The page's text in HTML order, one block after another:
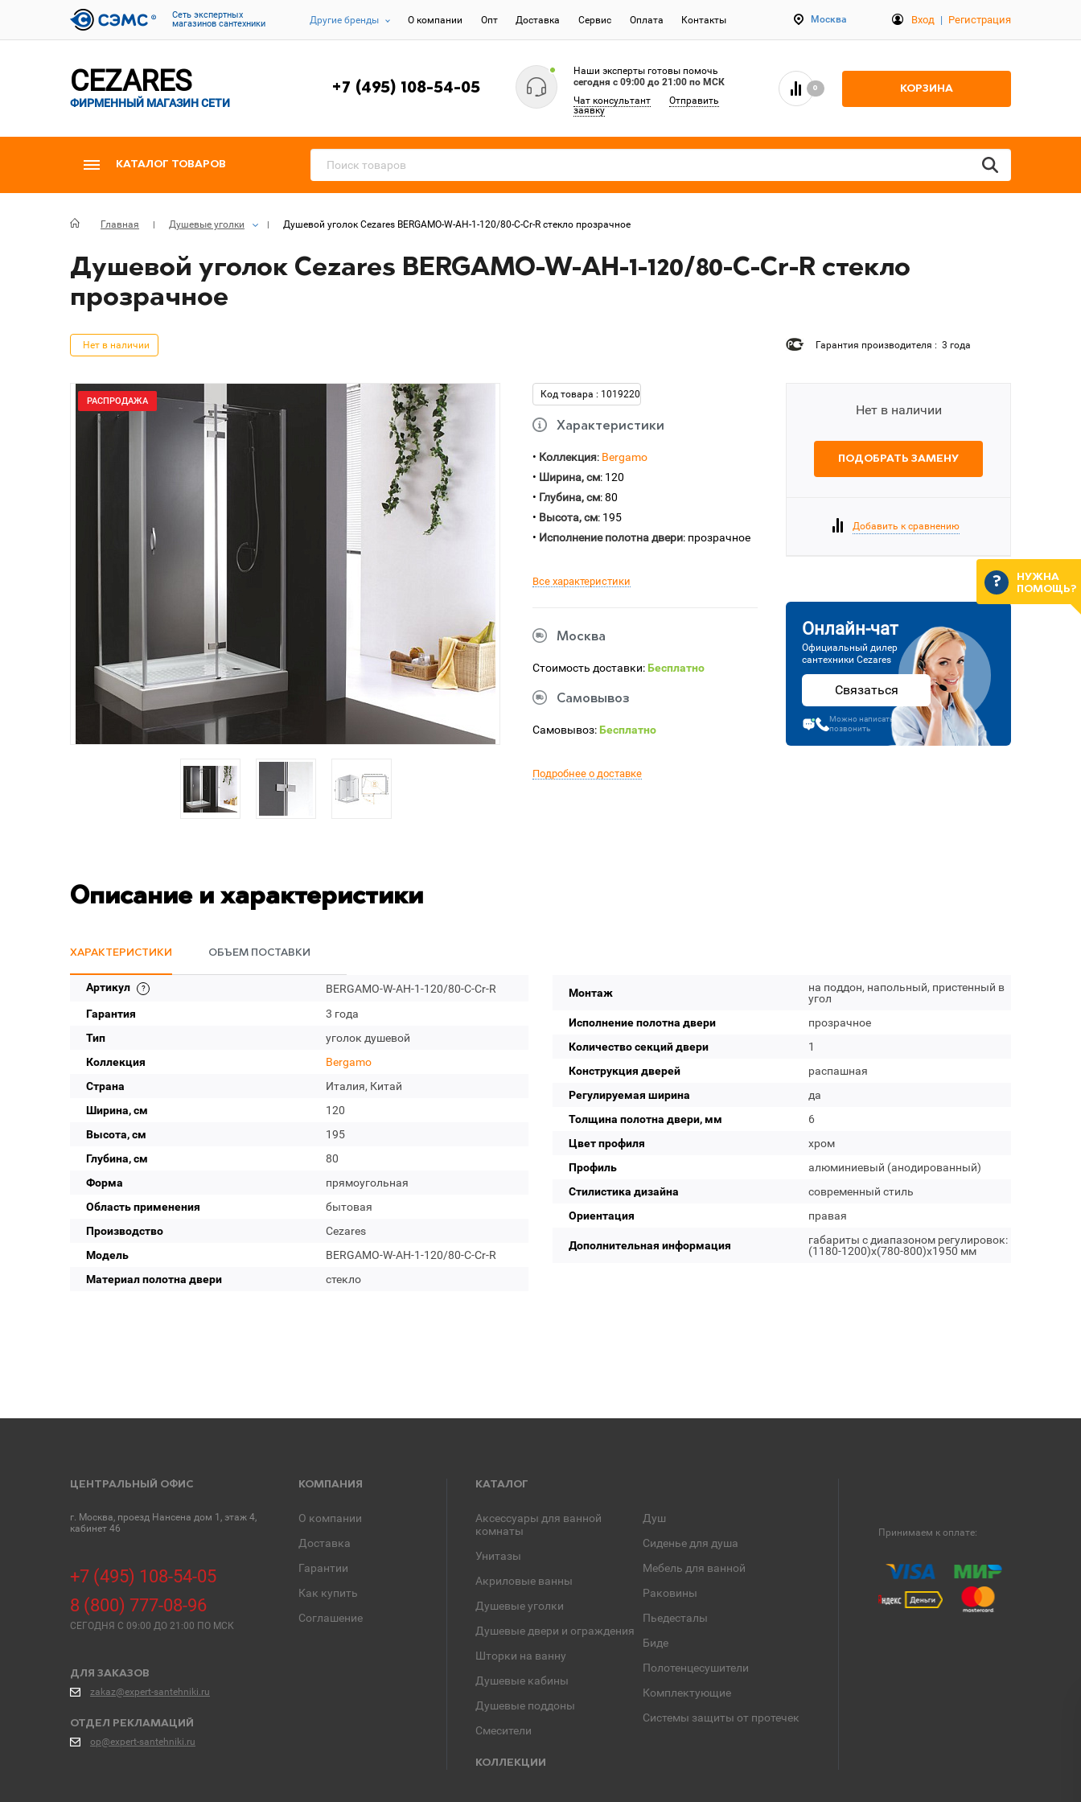
Cеть экспертных
магазинов сантехники
Другие бренды О компании Опт Доставка Сервис Оплата Контакты Москва Вход | Регистрация
CEZARES
ФИРМЕННЫЙ МАГАЗИН СЕТИ
+7 (495) 108-54-05
Наши эксперты готовы помочь
сегодня c 09:00 до 21:00 по МСК
Чат консультант
Отправить
заявку
0 КОРЗИНА
КАТАЛОГ ТОВАРОВ
Главная Душевые уголки Душевой уголок Cezares BERGAMO-W-AH-1-120/80-C-Cr-R стекло прозрачное
Душевой уголок Cezares BERGAMO-W-AH-1-120/80-C-Cr-R стекло
прозрачное
Нет в наличии Гарантия производителя : 3 года
РАСПРОДАЖА
Код товара : 1019220
Характеристики
• Коллекция: Bergamo
• Ширина, см: 120
• Глубина, см: 80
• Высота, см: 195
• Исполнение полотна двери: прозрачное
Все характеристики
Москва
Стоимость доставки:Бесплатно
Самовывоз
Самовывоз:Бесплатно
Подробнее о доставке
Нет в наличии
ПОДОБРАТЬ ЗАМЕНУ
Добавить к сравнению
Онлайн-чат
Официальный дилер
сантехники Cezares
Связаться
Можно написать или
позвонить
Описание и характеристики
ХАРАКТЕРИСТИКИ ОБЪЕМ ПОСТАВКИ
Артикул
BERGAMO-W-AH-1-120/80-C-Cr-R
Гарантия
3 года
Тип
уголок душевой
Коллекция
Bergamo
Страна
Италия, Китай
Ширина, см
120
Высота, см
195
Глубина, см
80
Форма
прямоугольная
Область применения
бытовая
Производство
Cezares
Модель
BERGAMO-W-AH-1-120/80-C-Cr-R
Материал полотна двери
стекло
Монтаж
на поддон, напольный, пристенный в
угол
Исполнение полотна двери
прозрачное
Количество секций двери
1
Конструкция дверей
распашная
Регулируемая ширина
да
Толщина полотна двери, мм
6
Цвет профиля
хром
Профиль
алюминиевый (анодированный)
Стилистика дизайна
современный стиль
Ориентация
правая
Дополнительная информация
габариты с диапазоном регулировок:
(1180-1200)x(780-800)x1950 мм
ЦЕНТРАЛЬНЫЙ ОФИС
г. Москва, проезд Нансена дом 1, этаж 4,
кабинет 46
+7 (495) 108-54-05
8 (800) 777-08-96
СЕГОДНЯ C 09:00 ДО 21:00 ПО МСК
ДЛЯ ЗАКАЗОВ
zakaz@expert-santehniki.ru
ОТДЕЛ РЕКЛАМАЦИЙ
op@expert-santehniki.ru
КОМПАНИЯ
О компании
Доставка
Гарантии
Как купить
Соглашение
КАТАЛОГ
Аксессуары для ванной
комнаты
Унитазы
Акриловые ванны
Душевые уголки
Душевые двери и ограждения
Шторки на ванну
Душевые кабины
Душевые поддоны
Смесители
Душ
Сиденье для душа
Мебель для ванной
Раковины
Пьедесталы
Биде
Полотенцесушители
Комплектующие
Системы защиты от протечек
КОЛЛЕКЦИИ
Принимаем к оплате:
НУЖНА
ПОМОЩЬ?